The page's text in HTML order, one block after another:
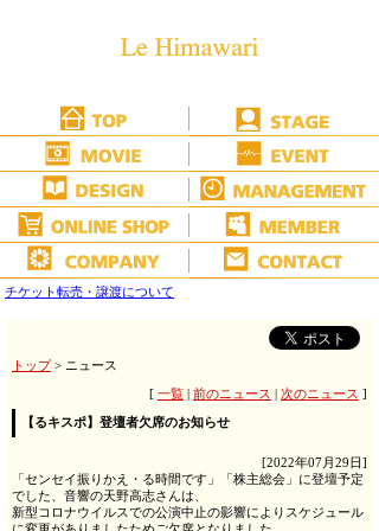
チケット転売・譲渡について
トップ> ニュース
[ 一覧 前のニュース 次のニュース ]
【るキスポ】登壇者欠席のお知らせ
[2022年07月29日]
「センセイ振りかえ・る時間です」「株主総会」に登壇予定
でした、音響の天野高志さんは、
新型コロナウイルスでの公演中止の影響によりスケジュール